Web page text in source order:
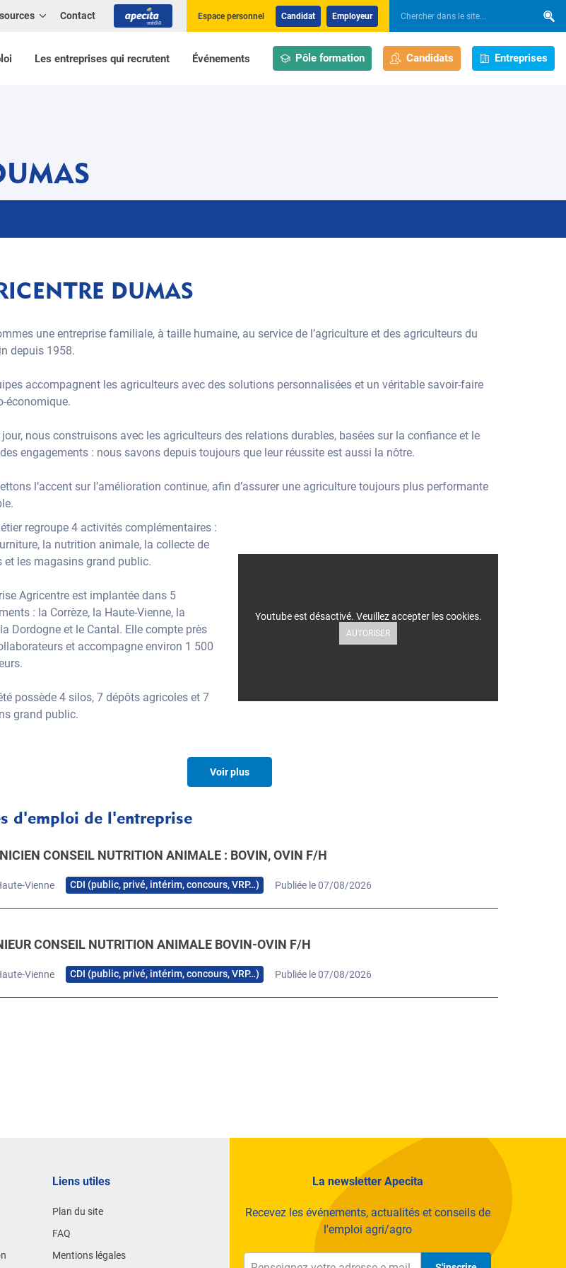
Les entreprises qui recrutent Événements Pôle formation Candidats Entreprises
Contact Espace personnel Candidat Employeur
DUMAS
une entreprise familiale, à taille humaine, au service de l’agriculture et des agriculteurs du
depuis 1958.
accompagnent les agriculteurs avec des solutions personnalisées et un véritable savoir-faire
économique.
jour, nous construisons avec les agriculteurs des relations durables, basées sur la confiance et le
engagements : nous savons depuis toujours que leur réussite est aussi la nôtre.
l’accent sur l’amélioration continue, afin d’assurer une agriculture toujours plus performante
regroupe 4 activités complémentaires :
la nutrition animale, la collecte de
et les magasins grand public.
Agricentre est implantée dans 5
: la Corrèze, la Haute-Vienne, la
Dordogne et le Cantal. Elle compte près
et accompagne environ 1 500
possède 4 silos, 7 dépôts agricoles et 7
grand public.
Youtube est désactivé. Veuillez accepter les cookies.
AUTORISER
Voir plus
Agronomie : - Itinéraires
avoine, triticale, maïs, colza,
2. Zootechnie : - Spécialisation
viande, bovins lait, ovins, caprins) -
de production par culture -
d'emploi de l'entreprise
CONSEIL NUTRITION ANIMALE : BOVIN, OVIN F/H
Vienne CDI (public, privé, intérim, concours, VRP…) Publiée le 07/08/2026
CONSEIL NUTRITION ANIMALE BOVIN-OVIN F/H
Vienne CDI (public, privé, intérim, concours, VRP…) Publiée le 07/08/2026
La newsletter Apecita
Recevez les événements, actualités et conseils de
l'emploi agri/agro
Liens utiles
Plan du site
FAQ
Mentions légales